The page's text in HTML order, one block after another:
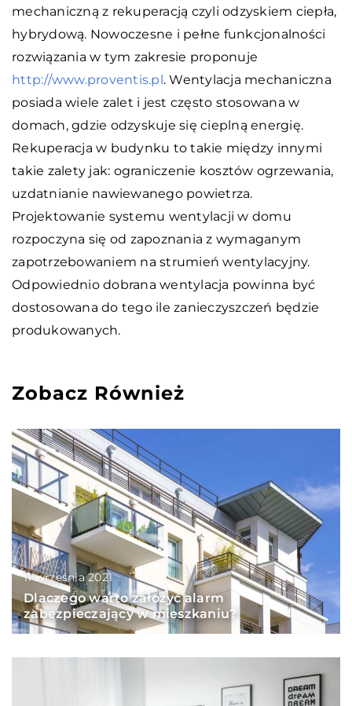
mechaniczną z rekuperacją czyli odzyskiem ciepła,
hybrydową. Nowoczesne i pełne funkcjonalności
rozwiązania w tym zakresie proponuje
http://www.proventis.pl. Wentylacja mechaniczna
posiada wiele zalet i jest często stosowana w
domach, gdzie odzyskuje się cieplną energię.
Rekuperacja w budynku to takie między innymi
takie zalety jak: ograniczenie kosztów ogrzewania,
uzdatnianie nawiewanego powietrza.
Projektowanie systemu wentylacji w domu
rozpoczyna się od zapoznania z wymaganym
zapotrzebowaniem na strumień wentylacyjny.
Odpowiednio dobrana wentylacja powinna być
dostosowana do tego ile zanieczyszczeń będzie
produkowanych.
Zobacz Również
11 września 2021
Dlaczego warto założyć alarm
zabezpieczający w mieszkaniu?